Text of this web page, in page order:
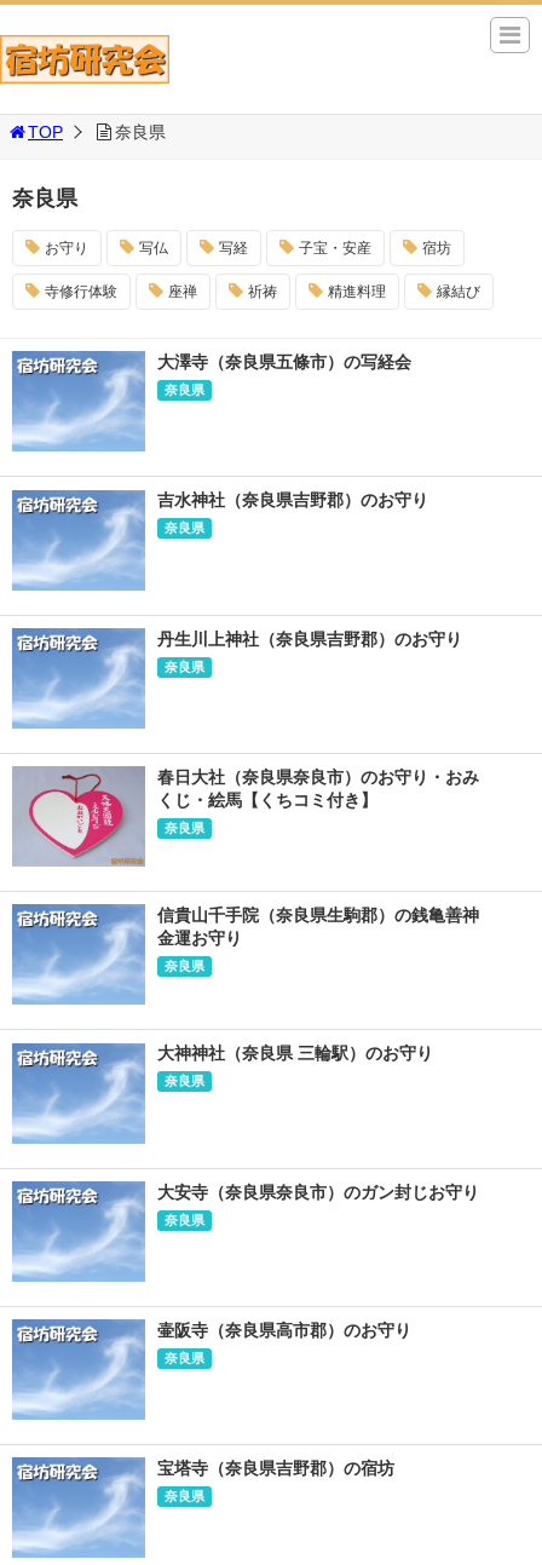
TOP 奈良県
奈良県
お守り 写仏 写経 子宝・安産 宿坊
寺修行体験 座禅 祈祷 精進料理 縁結び
大澤寺（奈良県五條市）の写経会
奈良県
吉水神社（奈良県吉野郡）のお守り
奈良県
丹生川上神社（奈良県吉野郡）のお守り
奈良県
春日大社（奈良県奈良市）のお守り・おみ
くじ・絵馬【くちコミ付き】
奈良県
信貴山千手院（奈良県生駒郡）の銭亀善神
金運お守り
奈良県
大神神社（奈良県 三輪駅）のお守り
奈良県
大安寺（奈良県奈良市）のガン封じお守り
奈良県
壷阪寺（奈良県高市郡）のお守り
奈良県
宝塔寺（奈良県吉野郡）の宿坊
奈良県